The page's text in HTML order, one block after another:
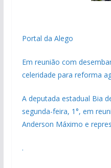
Portal da Alego
Em reunião com
celeridade para reforma
A deputada estadual Bia
segunda-feira, 1°, em
Anderson Máximo e
.